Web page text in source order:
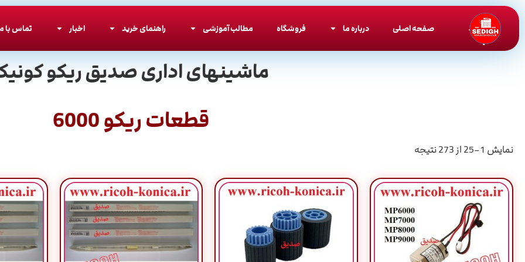
صفحه اصلی درباره ما فروشگاه مطالب آموزشی راهنمای خرید اخبار تماس با
ماشینهای اداری صدیق ریکو
قطعات ریکو 6000
نمایش 1–25 از 273 نتیجه